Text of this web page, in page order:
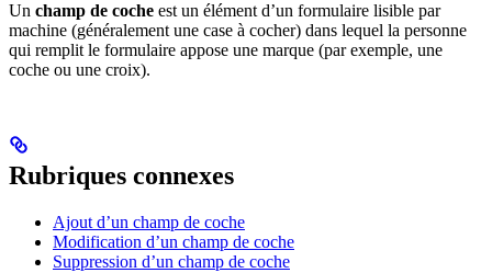
Un champ de coche est un élément d’un formulaire lisible par
machine (généralement une case à cocher) dans lequel la personne
qui remplit le formulaire appose une marque (par exemple, une
coche ou une croix).
Rubriques connexes
Ajout d’un champ de coche
Modification d’un champ de coche
Suppression d’un champ de coche